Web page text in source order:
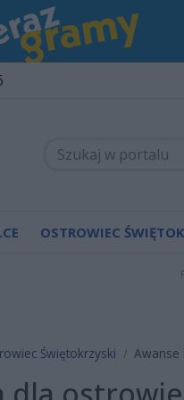
OSTROWIEC
Świętokrzyski Awanse